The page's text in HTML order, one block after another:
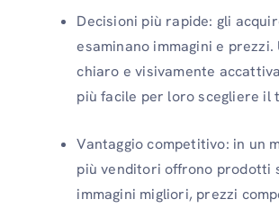
Decisioni più rapide: gli
esaminano immagini e prezzi.
chiaro e visivamente
più facile per loro scegliere il
Vantaggio competitivo: in un
più venditori offrono prodotti
immagini migliori, prezzi